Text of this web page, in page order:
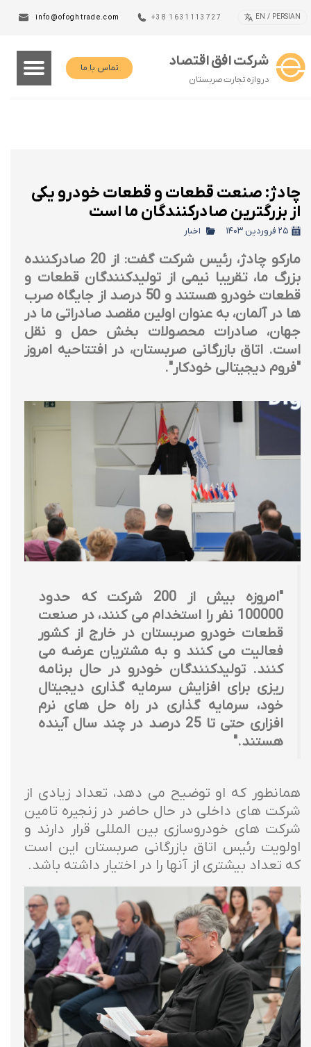
+38 1631113727
info@ofoghtrade.com
شرکت افق اقتصاد
دروازه تجارت صربستان
تماس با ما
EN / PERSIAN
چادژ: صنعت قطعات و قطعات خودرو یکی
از بزرگترین صادرکنندگان ما است
۲۵ فروردین ۱۴۰۳ اخبار
مارکو چادژ، رئیس شرکت گفت: از 20 صادرکننده
بزرگ ما، تقریبا نیمی از تولیدکنندگان قطعات و
قطعات خودرو هستند و 50 درصد از جایگاه صرب
ها در آلمان، به عنوان اولین مقصد صادراتی ما در
جهان، صادرات محصولات بخش حمل و نقل
است. اتاق بازرگانی صربستان، در افتتاحیه امروز
"فروم دیجیتالی خودکار".
"امروزه بیش از 200 شرکت که حدود
100000 نفر را استخدام می کنند، در صنعت
قطعات خودرو صربستان در خارج از کشور
فعالیت می کنند و به مشتریان عرضه می
کنند. تولیدکنندگان خودرو در حال برنامه
ریزی برای افزایش سرمایه گذاری دیجیتال
خود، سرمایه گذاری در راه حل های نرم
افزاری حتی تا 25 درصد در چند سال آینده
هستند."
همانطور که او توضیح می دهد، تعداد زیادی از
شرکت های داخلی در حال حاضر در زنجیره تامین
شرکت های خودروسازی بین المللی قرار دارند و
اولویت رئيس اتاق بازرگانی صربستان این است
که تعداد بیشتری از آنها را در اختیار داشته باشد.